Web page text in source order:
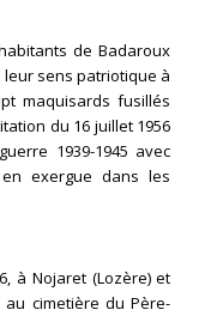
de Badaroux
sens patriotique à
maquisards fusillés
du 16 juillet 1956
1939-1945 avec
exergue dans les
à Nojaret (Lozère) et
cimetière du Père-